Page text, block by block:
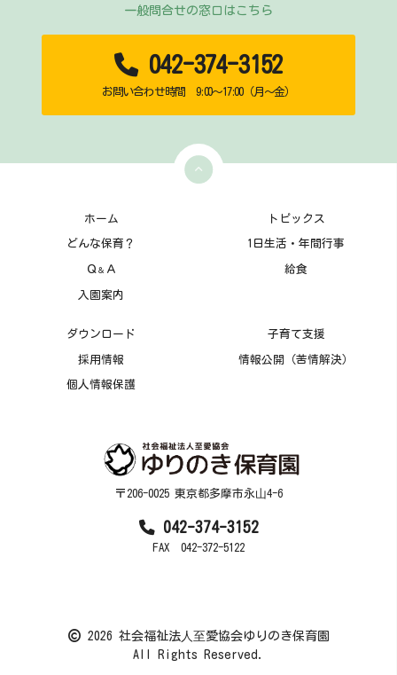
一般問合せの窓口はこちら
042-374-3152
お問い合わせ時間 9:00～17:00（月～金）
ホーム トピックス
どんな保育？ 1日生活・年間行事
Ｑ ＆ Ａ 給食
入園案内
ダウンロード 子育て支援
採用情報 情報公開（苦情解決）
個人情報保護
〒206-0025 東京都多摩市永⼭4-6
042-374-3152
FAX 042-372-5122
2026 社会福祉法⼈⾄愛協会ゆりのき保育園
All Rights Reserved.